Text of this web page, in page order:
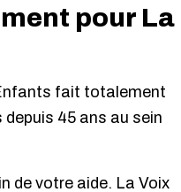
pour La
fait totalement
45 ans au sein
de votre aide. La Voix